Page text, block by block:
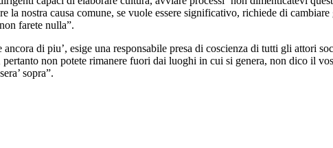
la nostra causa comune, se vuole essere significativo, richiede di
farete nulla”.
di piu’, esige una responsabile presa di coscienza di tutti gli attori
non potete rimanere fuori dai luoghi in cui si genera, non dico il
sopra”.